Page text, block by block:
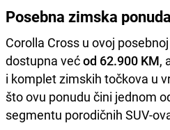
Posebna zimska ponuda
Corolla Cross u ovoj
dostupna većod 62.900 KM,
i komplet zimskih točkova u
što ovu ponudu čini jednom
segmentu porodičnih SUV-